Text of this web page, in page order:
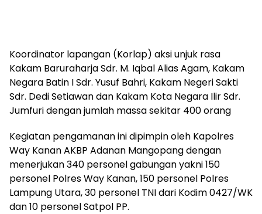
Koordinator lapangan (Korlap) aksi unjuk rasa
Kakam Baruraharja Sdr. M. Iqbal Alias Agam, Kakam
Negara Batin I Sdr. Yusuf Bahri, Kakam Negeri Sakti
Sdr. Dedi Setiawan dan Kakam Kota Negara Ilir Sdr.
Jumfuri dengan jumlah massa sekitar 400 orang
Kegiatan pengamanan ini dipimpin oleh Kapolres
Way Kanan AKBP Adanan Mangopang dengan
menerjukan 340 personel gabungan yakni 150
personel Polres Way Kanan, 150 personel Polres
Lampung Utara, 30 personel TNI dari Kodim 0427/WK
dan 10 personel Satpol PP.